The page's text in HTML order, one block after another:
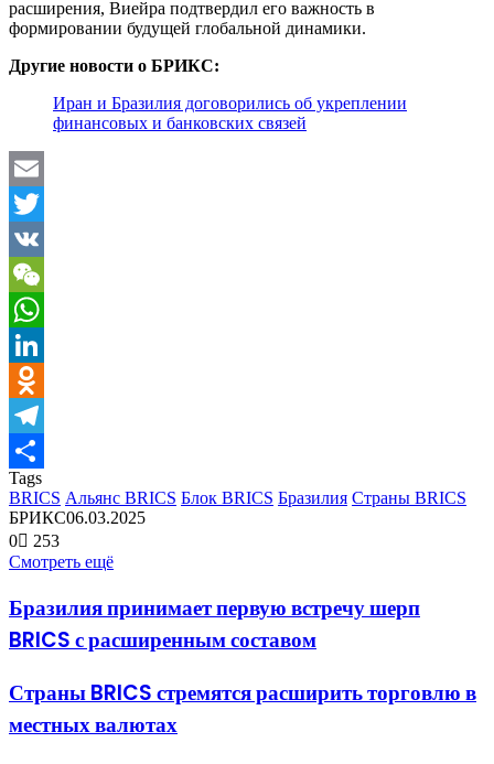
расширения, Виейра подтвердил его важность в
формировании будущей глобальной динамики.
Другие новости о БРИКС:
Иран и Бразилия договорились об укреплении
финансовых и банковских связей
Email
Twitter
VK
WeChat
WhatsApp
LinkedIn
Odnoklassniki
Telegram
Отправить
Tags
BRICS Альянс BRICS Блок BRICS Бразилия Страны BRICS
БРИКС06.03.2025
0
253
Смотреть ещё
Бразилия принимает первую встречу шерп
BRICS с расширенным составом
Страны BRICS стремятся расширить торговлю в
местных валютах